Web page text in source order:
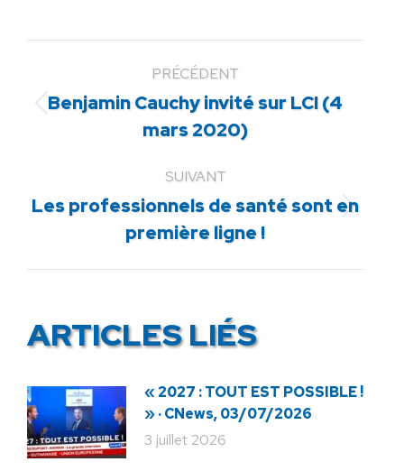
PRÉCÉDENT
Article
précédent
Benjamin Cauchy invité sur LCI (4
mars 2020)
SUIVANT
Article
suivant
Les professionnels de santé sont en
première ligne !
ARTICLES LIÉS
« 2027 : TOUT EST POSSIBLE !
» · CNews, 03/07/2026
3 juillet 2026